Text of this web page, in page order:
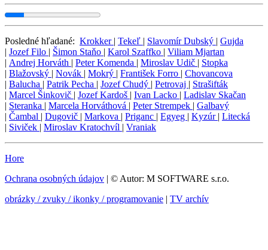
Posledné hľadané: Krokker | Tekeľ | Slavomír Dubský | Gujda
| Jozef Filo | Šimon Staňo | Karol Szaffko | Viliam Mjartan
| Andrej Horváth | Peter Komenda | Miroslav Udič | Stopka
| Blažovský | Novák | Mokrý | František Forro | Chovancova
| Balucha | Patrik Pecha | Jozef Chudý | Petrovaj | Strašifták
| Marcel Šinkovič | Jozef Kardoš | Ivan Lacko | Ladislav Skačan
| Steranka | Marcela Horváthová | Peter Strempek | Galbavý
| Čambal | Dugovič | Markova | Priganc | Egyeg | Kyzúr | Litecká
| Siviček | Miroslav Kratochvíl | Vraniak
Hore
Ochrana osobných údajov | © Autor: M SOFTWARE s.r.o.
obrázky / zvuky / ikonky / programovanie | TV archív